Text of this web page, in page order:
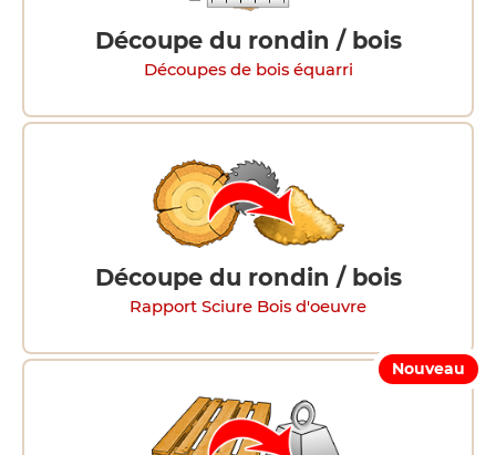
Découpe du rondin / bois
Découpes de bois équarri
Découpe du rondin / bois
Rapport Sciure Bois d'oeuvre
Nouveau